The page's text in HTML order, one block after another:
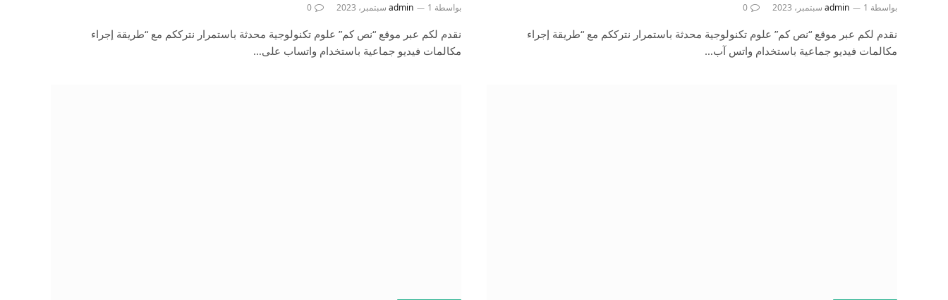
بواسطة admin 1 سبتمبر، 2023 0
نقدم لكم عبر موقع “نص كم” علوم تكنولوجية محدثة باستمرار نترككم مع “طريقة إجراء
مكالمات فيديو جماعية باستخدام واتس آب…
بواسطة admin 1 سبتمبر، 2023 0
نقدم لكم عبر موقع “نص كم” علوم تكنولوجية محدثة باستمرار نترككم مع “طريقة إجراء
مكالمات فيديو جماعية باستخدام واتساب على…